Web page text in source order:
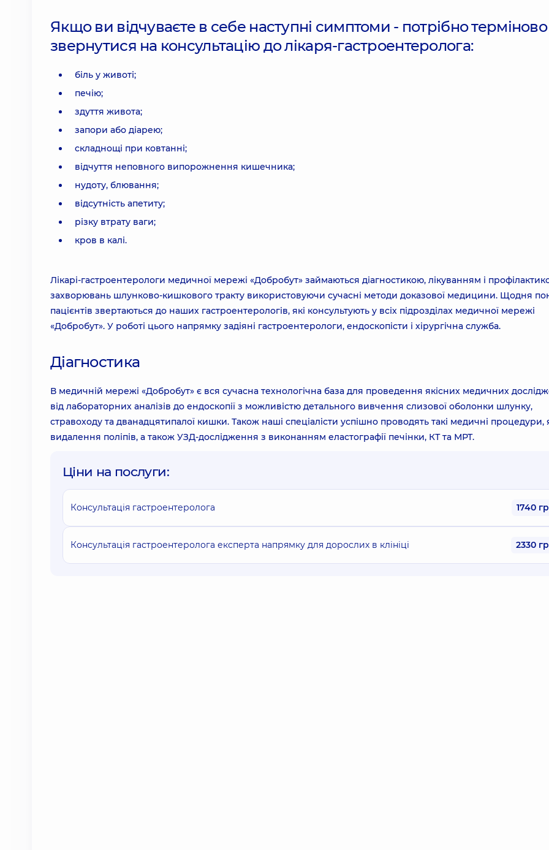
Якщо ви відчуваєте в себе наступні симптоми - потрібно терміново
звернутися на консультацію до лікаря-гастроентеролога:
біль у животі;
печію;
здуття живота;
запори або діарею;
складнощі при ковтанні;
відчуття неповного випорожнення кишечника;
нудоту, блювання;
відсутність апетиту;
різку втрату ваги;
кров в калі.
Лікарі-гастроентерологи медичної мережі «Добробут» займаються діагностикою, лікуванням і
захворювань шлунково-кишкового тракту використовуючи сучасні методи доказової медицини. Щодня
пацієнтів звертаються до наших гастроентерологів, які консультують у всіх підрозділах медичної мережі
«Добробут». У роботі цього напрямку задіяні гастроентерологи, ендоскопісти і хірургічна служба.
Діагностика
В медичній мережі «Добробут» є вся сучасна технологічна база для проведення якісних медичних
від лабораторних аналізів до ендоскопії з можливістю детального вивчення слизової оболонки шлунку,
стравоходу та дванадцятипалої кишки. Також наші спеціалісти успішно проводять такі медичні процедури,
видалення поліпів, а також УЗД-дослідження з виконанням еластографії печінки, КТ та МРТ.
Ціни на послуги:
Консультація гастроентеролога 1740
Консультація гастроентеролога експерта напрямку для дорослих в клініці 2330